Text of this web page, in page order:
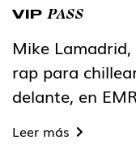
VIPPASS
Mike
rap para
delante, en
Leer más